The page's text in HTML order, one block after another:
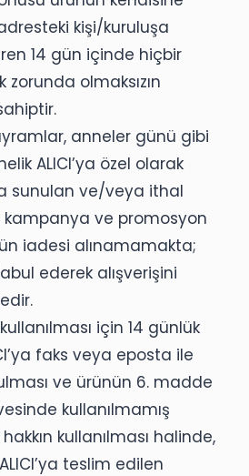
kişi/kuruluşa
14 gün içinde hiçbir
olmaksızın
anneler günü gibi
ALICI’ya özel olarak
sunulan ve/veya ithal
kampanya ve promosyon
iadesi alınamamakta;
ederek alışverişini
için 14 günlük
faks veya eposta ile
ve ürünün 6. madde
kullanılmamış
kullanılması halinde,
teslim edilen